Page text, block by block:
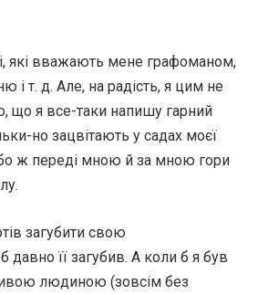
які вважають мене графоманом,
і т. д. Але, на радість, я цим не
що я все-таки напишу гарний
но зацвітають у садах моєї
бо ж переді мною й за мною гори
загубити свою
б давно її загубив. А коли б я був
людиною (зовсім без